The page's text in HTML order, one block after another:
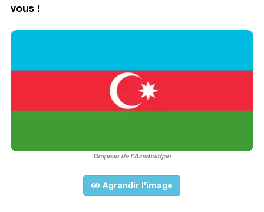
vous !
Drapeau de l'Azerbaïdjan
Agrandir l'image